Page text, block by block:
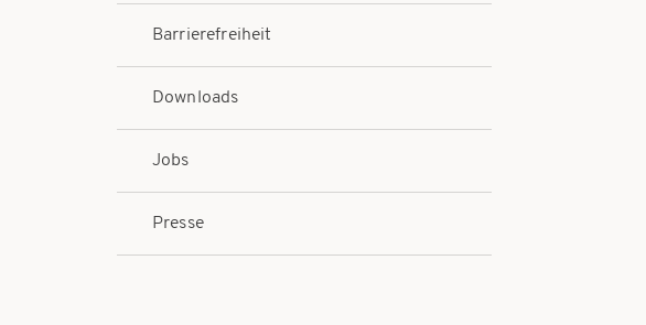
Barrierefreiheit
Downloads
Jobs
Presse